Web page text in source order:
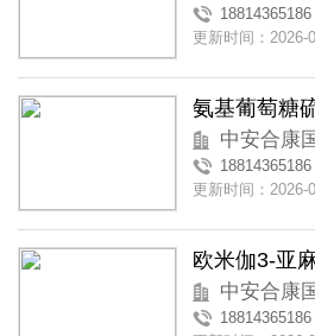
18814365186
更新时间：2026-
氨基葡萄糖
18814365186
更新时间：2026-
欧米伽3-亚
18814365186